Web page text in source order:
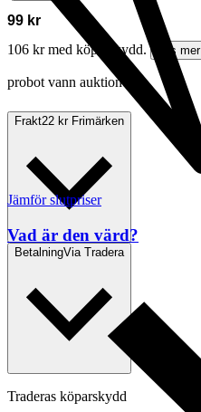
99 kr
106 kr med köparskydd.
Läs mer
probot vann auktionen
Frakt22 kr Frimärken
BetalningVia Tradera
Traderas köparskydd
Jämför slutpriser
Vad är den värd?